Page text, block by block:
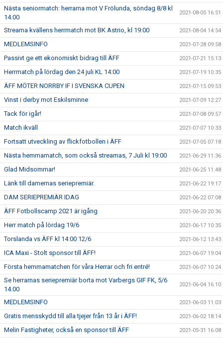
Nästa seniormatch: herrarna mot V Frölunda, söndag 8/8 kl
14.00
2021-08-05 16:51
Streama kvällens herrmatch mot BK Astrio, kl 19:00 2021-08-04 14:54
MEDLEMSINFO 2021-07-28 09:58
Passivt ge ett ekonomiskt bidrag till ÄFF 2021-07-21 15:13
Herrmatch på lördag den 24 juli KL 14:00 2021-07-19 10:35
ÄFF MÖTER NORRBY IF I SVENSKA CUPEN 2021-07-15 09:53
Vinst i derby mot Eskilsminne 2021-07-09 12:27
Tack för igår! 2021-07-08 09:57
Match ikväll 2021-07-07 10:33
Fortsatt utveckling av flickfotbollen i ÄFF 2021-07-05 07:18
Nästa hemmamatch, som också streamas, 7 Juli kl 19:00 2021-06-29 11:36
Glad Midsommar! 2021-06-25 11:48
Länk till damernas seriepremiär. 2021-06-22 19:17
DAM SERIEPREMIÄR IDAG 2021-06-22 07:08
ÄFF Fotbollscamp 2021 är igång 2021-06-20 20:36
Herr match på lördag 19/6 2021-06-17 10:35
Torslanda vs ÄFF kl 14:00 12/6 2021-06-12 13:43
ICA Maxi - Stolt sponsor till ÄFF! 2021-06-07 19:04
Första hemmamatchen för våra Herrar och fri entré! 2021-06-07 10:24
Se herrarnas seriepremiär borta mot Varbergs GIF FK, 5/6
14.00
2021-06-04 16:10
MEDLEMSINFO 2021-06-03 11:03
Gratis mensskydd till alla tjejer från 13 år i ÄFF! 2021-06-02 18:14
Melin Fastigheter, också en sponsor till ÄFF 2021-05-31 16:08